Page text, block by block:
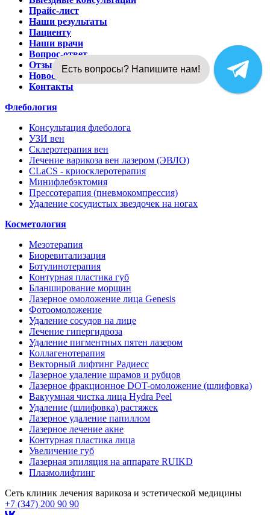
Прайс-лист
Наши результаты
Пациенту
Наши врачи
Вопрос-ответ
Отзывы
Новости
Контакты
Флебология
Консультация флеболога
УЗИ вен
Склеротерапия вен
Лечение варикоза вен лазером (ЭВЛО)
CLaCS - криосклеротерапия
Минифлебэктомия
Прессотерапия (пневмокомпрессия)
Удаление сосудистых звездочек на ногах
Косметология
Мезотерапия
Биоревитализация
Ботулинотерапия
Контурная пластика губ
Бланширование морщин
Лазерное омоложение лица Genesis
Фотоомоложение
Удаление сосудов на лице
Лечение гипергидроза
Удаление пигментных пятен лазером
Коллагенотерапия
Векторный лифтинг Радиесс
Лазерное удаление шрамов и рубцов
Лазерное фракционное DOT-омоложение (шлифовка)
Вакуумная чистка лица Hydra Peel
Удаление (шлифовка) растяжек
Лазерное удаление папиллом
Лазерное лечение акне
Контурная пластика лица
Увеличение губ
Лазерная эпиляция на аппарате RUIKD
Плазмолифтинг
Сеть клиник лечения варикоза и эстетической медицины
+7 (347) 200 90 90
Скидка 500Р на чекап сосудов